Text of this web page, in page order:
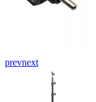
prevnext